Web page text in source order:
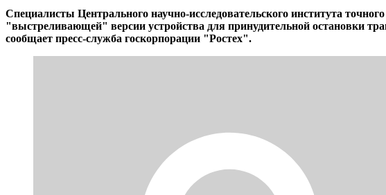
Специалисты Центрального научно-исследовательского института
"выстреливающей" версии устройства для принудительной остановки
сообщает пресс-служба госкорпорации "Ростех".